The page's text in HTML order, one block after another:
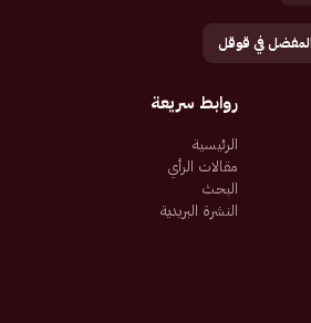
في قوقل
روابط سريعة
الرئيسية
مقالات الرأي
البحث
النشرة البريدية